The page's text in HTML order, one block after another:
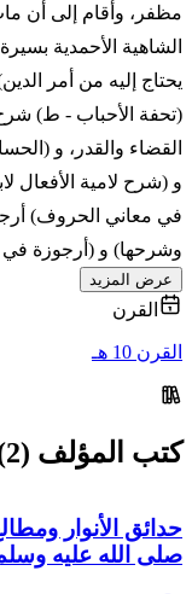
مظفر، وأقام إلى أن
الشاهية الأحمدية
يحتاج إليه من أمر
(تحفة الأحباب - ط)
القضاء والقدر، و
و (شرح لامية
في معاني الحروف)
وشرحها) و (أرجوزة
عرض المزيد
القرن
القرن 10 هـ
كتب المؤلف (2)
حدائق الأنوار
صلى الله عليه